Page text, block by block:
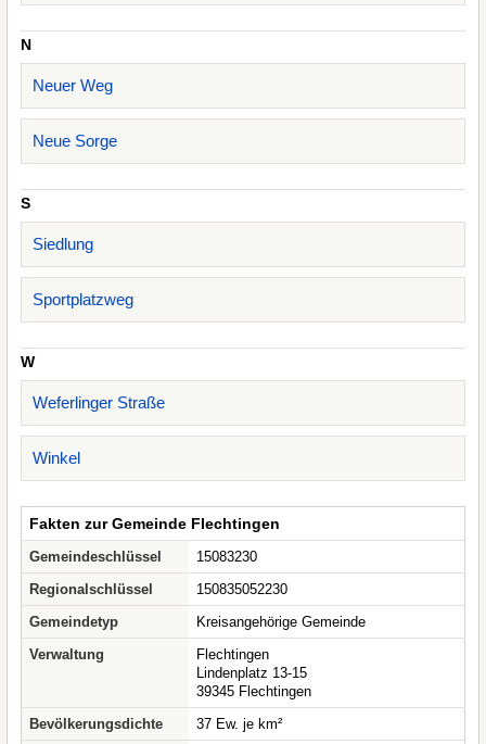
N
Neuer Weg
Neue Sorge
S
Siedlung
Sportplatzweg
W
Weferlinger Straße
Winkel
Fakten zur Gemeinde Flechtingen
Gemeindeschlüssel
15083230
Regionalschlüssel
150835052230
Gemeindetyp
Kreisangehörige Gemeinde
Verwaltung
Flechtingen
Lindenplatz 13-15
39345 Flechtingen
Bevölkerungsdichte
37 Ew. je km²